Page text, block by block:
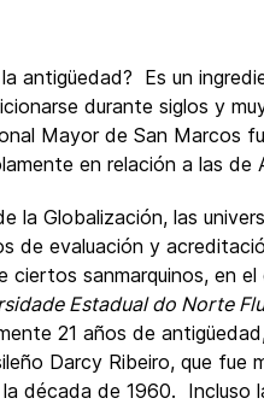
antigüedad? Es un
durante siglos y
Mayor de San Marcos
en relación a las de
la Globalización, las
de evaluación y
sanmarquinos, en
Estadual do Norte
21 años de
Darcy Ribeiro, que fue
la década de 1960. Incluso